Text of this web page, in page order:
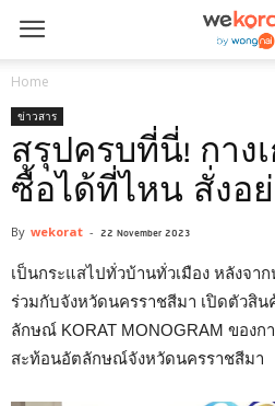
Home
ข่าวสาร
สรุปครบที่นี่! กาง
ซื้อได้ที่ไหน สั่งอ
By wekorat - 22 November 2023
เป็นกระแสไปทั่วบ้านทั่วเมือง หลังจา
ร่วมกับจังหวัดนครราชสีมา เปิดตัวสิน
ลักษณ์ KORAT MONOGRAM ของก
สะท้อนอัตลักษณ์จังหวัดนครราชสีมา